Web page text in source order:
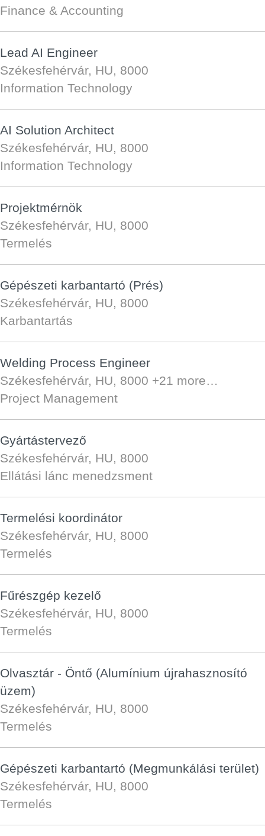
Finance & Accounting
Lead AI Engineer
Székesfehérvár, HU, 8000
Information Technology
AI Solution Architect
Székesfehérvár, HU, 8000
Information Technology
Projektmérnök
Székesfehérvár, HU, 8000
Termelés
Gépészeti karbantartó (Prés)
Székesfehérvár, HU, 8000
Karbantartás
Welding Process Engineer
Székesfehérvár, HU, 8000 +21 more…
Project Management
Gyártástervező
Székesfehérvár, HU, 8000
Ellátási lánc menedzsment
Termelési koordinátor
Székesfehérvár, HU, 8000
Termelés
Fűrészgép kezelő
Székesfehérvár, HU, 8000
Termelés
Olvasztár - Öntő (Alumínium újrahasznosító
üzem)
Székesfehérvár, HU, 8000
Termelés
Gépészeti karbantartó (Megmunkálási terület)
Székesfehérvár, HU, 8000
Termelés